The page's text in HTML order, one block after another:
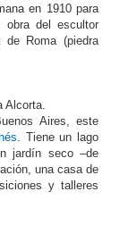
en 1910 para
obra del escultor
Roma (piedra
Alcorta.
Aires, este
. Tiene un lago
jardín seco –de
una casa de
y talleres